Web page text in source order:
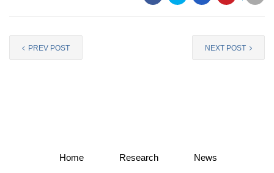
PREV POST NEXT POST
Home Research News